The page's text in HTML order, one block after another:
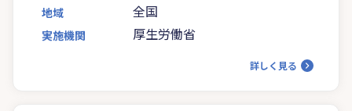
地域 全国
実施機関 厚生労働省
詳しく見る